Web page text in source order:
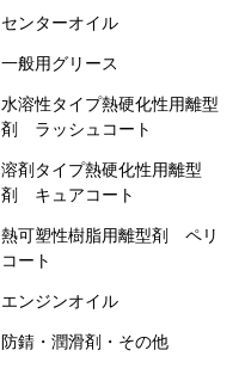
センターオイル
一般用グリース
水溶性タイプ熱硬化性用離型
剤 ラッシュコート
溶剤タイプ熱硬化性用離型
剤 キュアコート
熱可塑性樹脂用離型剤 ペリ
コート
エンジンオイル
防錆・潤滑剤・その他